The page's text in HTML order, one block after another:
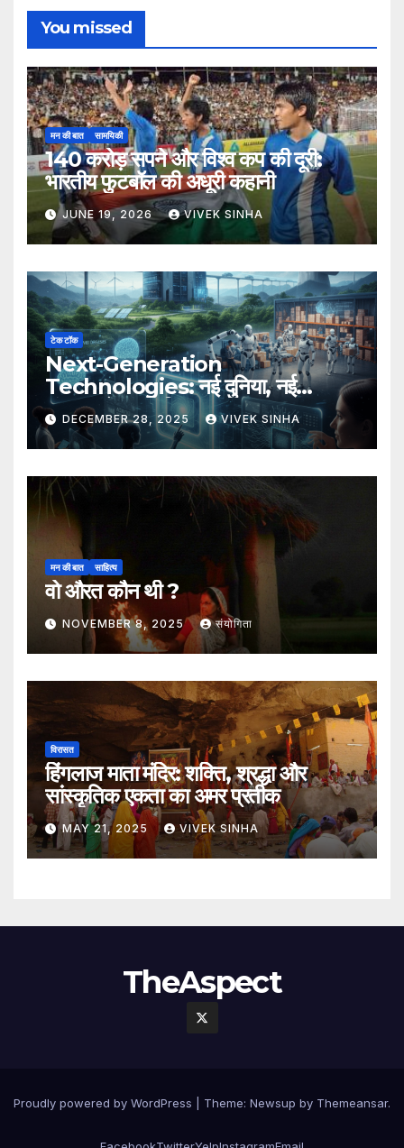
You missed
मन की बात सामयिकी
140 करोड़ सपने और विश्व कप की दूरी:
भारतीय फुटबॉल की अधूरी कहानी
JUNE 19, 2026 VIVEK SINHA
टेक टॉक
Next-Generation
Technologies: नई दुनिया, नई
संभावनाएँ, नया भविष्य
DECEMBER 28, 2025 VIVEK SINHA
मन की बात साहित्य
वो औरत कौन थी ?
NOVEMBER 8, 2025 संयोगिता
विरासत
हिंगलाज माता मंदिर: शक्ति, श्रद्धा और
सांस्कृतिक एकता का अमर प्रतीक
MAY 21, 2025 VIVEK SINHA
TheAspect
Proudly powered by WordPress Theme: Newsup by Themeansar.